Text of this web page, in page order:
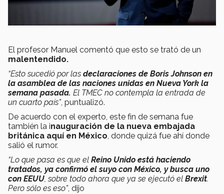
El profesor Manuel comentó que esto se trató de un
malentendido.
“Esto sucedió por las declaraciones de Boris Johnson en
la asamblea de las naciones unidas en Nueva York la
semana pasada. El TMEC no contempla la entrada de
un cuarto país”, puntualizó.
De acuerdo con el experto, este fin de semana fue
también la inauguración de la nueva embajada
británica aquí en México, donde quizá fue ahí donde
salió el rumor.
“Lo que pasa es que el Reino Unido está haciendo
tratados, ya confirmó el suyo con México, y busca uno
con EEUU, sobre todo ahora que ya se ejecutó el Brexit.
Pero sólo es eso”, dijo